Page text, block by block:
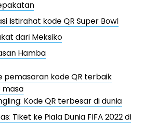
Istirahat kode QR Super Bowl
dari Meksiko
Hamba
pemasaran kode QR terbaik
masa
Kode QR terbesar di dunia
Tiket ke Piala Dunia FIFA 2022 di